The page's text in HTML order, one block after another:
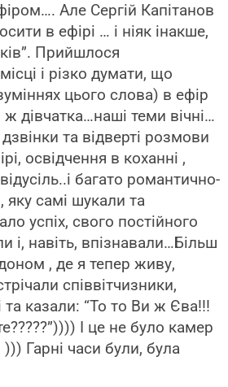
Але Сергій Капітанов
в ефірі … і ніяк інакше,
Прийшлося
і різко думати, що
цього слова) в ефір
дівчатка…наші теми вічні…
та відверті розмови
освідчення в коханні ,
багато романтично-
яку самі шукали та
успіх, свого постійного
і, навіть, впізнавали…Більш
, де я тепер живу,
співвітчизники,
та казали: “То то Ви ж Єва!!!
І це не було камер
))) Гарні часи були, була